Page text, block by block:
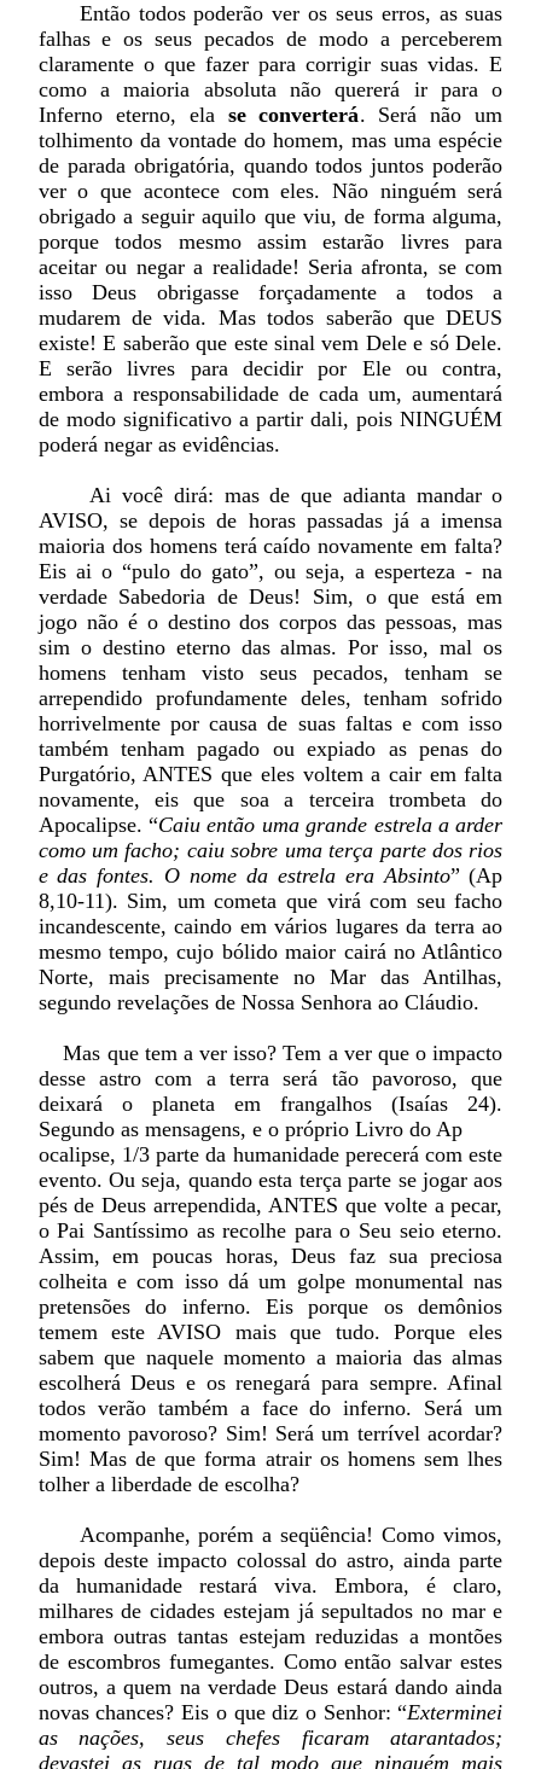
Então todos poderão ver os seus erros, as suas
falhas e os seus pecados de modo a perceberem
claramente o que fazer para corrigir suas vidas. E
como a maioria absoluta não quererá ir para o
Inferno eterno, ela se converterá. Será não um
tolhimento da vontade do homem, mas uma espécie
de parada obrigatória, quando todos juntos poderão
ver o que acontece com eles. Não ninguém será
obrigado a seguir aquilo que viu, de forma alguma,
porque todos mesmo assim estarão livres para
aceitar ou negar a realidade! Seria afronta, se com
isso Deus obrigasse forçadamente a todos a
mudarem de vida. Mas todos saberão que DEUS
existe! E saberão que este sinal vem Dele e só Dele.
E serão livres para decidir por Ele ou contra,
embora a responsabilidade de cada um, aumentará
de modo significativo a partir dali, pois NINGUÉM
poderá negar as evidências.
Ai você dirá: mas de que adianta mandar o
AVISO, se depois de horas passadas já a imensa
maioria dos homens terá caído novamente em falta?
Eis ai o “pulo do gato”, ou seja, a esperteza - na
verdade Sabedoria de Deus! Sim, o que está em
jogo não é o destino dos corpos das pessoas, mas
sim o destino eterno das almas. Por isso, mal os
homens tenham visto seus pecados, tenham se
arrependido profundamente deles, tenham sofrido
horrivelmente por causa de suas faltas e com isso
também tenham pagado ou expiado as penas do
Purgatório, ANTES que eles voltem a cair em falta
novamente, eis que soa a terceira trombeta do
Apocalipse. “Caiu então uma grande estrela a arder
como um facho; caiu sobre uma terça parte dos rios
e das fontes. O nome da estrela era Absinto” (Ap
8,10-11). Sim, um cometa que virá com seu facho
incandescente, caindo em vários lugares da terra ao
mesmo tempo, cujo bólido maior cairá no Atlântico
Norte, mais precisamente no Mar das Antilhas,
segundo revelações de Nossa Senhora ao Cláudio.
Mas que tem a ver isso? Tem a ver que o impacto
desse astro com a terra será tão pavoroso, que
deixará o planeta em frangalhos (Isaías 24).
Segundo as mensagens, e o próprio Livro do Ap
ocalipse, 1/3 parte da humanidade perecerá com este
evento. Ou seja, quando esta terça parte se jogar aos
pés de Deus arrependida, ANTES que volte a pecar,
o Pai Santíssimo as recolhe para o Seu seio eterno.
Assim, em poucas horas, Deus faz sua preciosa
colheita e com isso dá um golpe monumental nas
pretensões do inferno. Eis porque os demônios
temem este AVISO mais que tudo. Porque eles
sabem que naquele momento a maioria das almas
escolherá Deus e os renegará para sempre. Afinal
todos verão também a face do inferno. Será um
momento pavoroso? Sim! Será um terrível acordar?
Sim! Mas de que forma atrair os homens sem lhes
tolher a liberdade de escolha?
Acompanhe, porém a seqüência! Como vimos,
depois deste impacto colossal do astro, ainda parte
da humanidade restará viva. Embora, é claro,
milhares de cidades estejam já sepultados no mar e
embora outras tantas estejam reduzidas a montões
de escombros fumegantes. Como então salvar estes
outros, a quem na verdade Deus estará dando ainda
novas chances? Eis o que diz o Senhor: “Exterminei
as nações, seus chefes ficaram atarantados;
devastei as ruas de tal modo que ninguém mais